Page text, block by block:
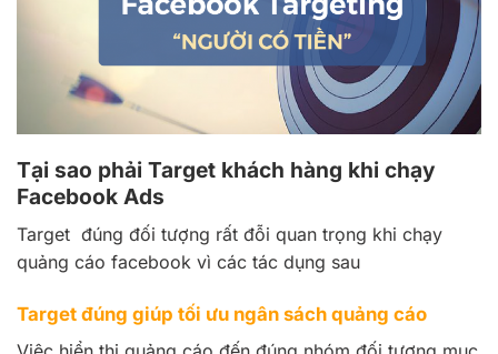
Tại sao phải Target khách hàng khi chạy
Facebook Ads
Target đúng đối tượng rất đỗi quan trọng khi chạy
quảng cáo facebook vì các tác dụng sau
Target đúng giúp tối ưu ngân sách quảng cáo